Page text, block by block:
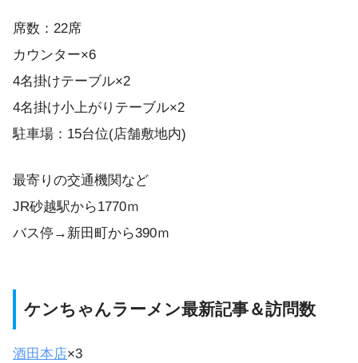
席数：22席
カウンター×6
4名掛けテーブル×2
4名掛け小上がりテーブル×2
駐車場：15台位(店舗敷地内)
最寄りの交通機関など
JR砂越駅から1770ｍ
バス停→新田町から390ｍ
ケンちゃんラーメン最新記事＆訪問数
酒田本店×3